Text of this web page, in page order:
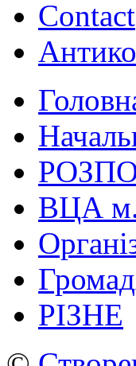
Contact
ВЦА
РІЗНЕ